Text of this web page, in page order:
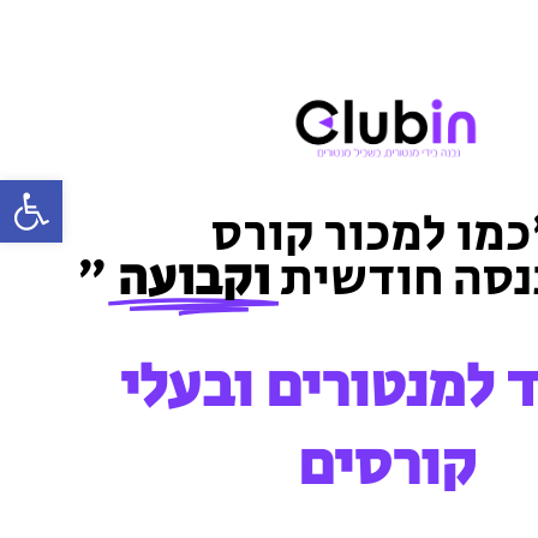
פתח
למכור קורס
חודשיתוקבועה " ​
למנטורים ובעלי
קורסים